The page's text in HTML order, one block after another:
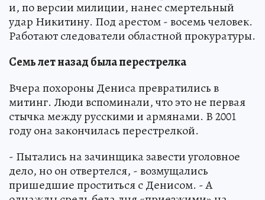
и, по версии милиции, нанес смертельный
удар Никитину. Под арестом - восемь человек.
Работают следователи областной прокуратуры.
Семь лет назад была перестрелка
Вчера похороны Дениса превратились в
митинг. Люди вспоминали, что это не первая
стычка между русскими и армянами. В 2001
году она закончилась перестрелкой.
- Пытались на зачинщика завести уголовное
дело, но он отвертелся, - возмущались
пришедшие проститься с Денисом. - А